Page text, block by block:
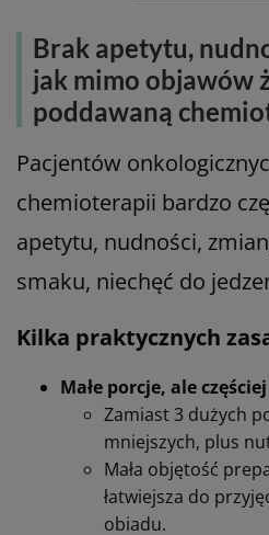
Fresubin 1200
1000 ml.
Dieta do
- bogatobiałkowa,
zawiera błonnik
DO